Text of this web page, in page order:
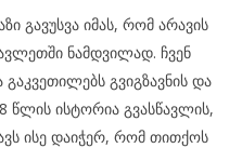
გავუსვა იმას, რომ არავის
ნამდვილად. ჩვენ
გვიგზავნის და
წლის ისტორია გვასწავლის,
ისე დაიჭერ, რომ თითქოს